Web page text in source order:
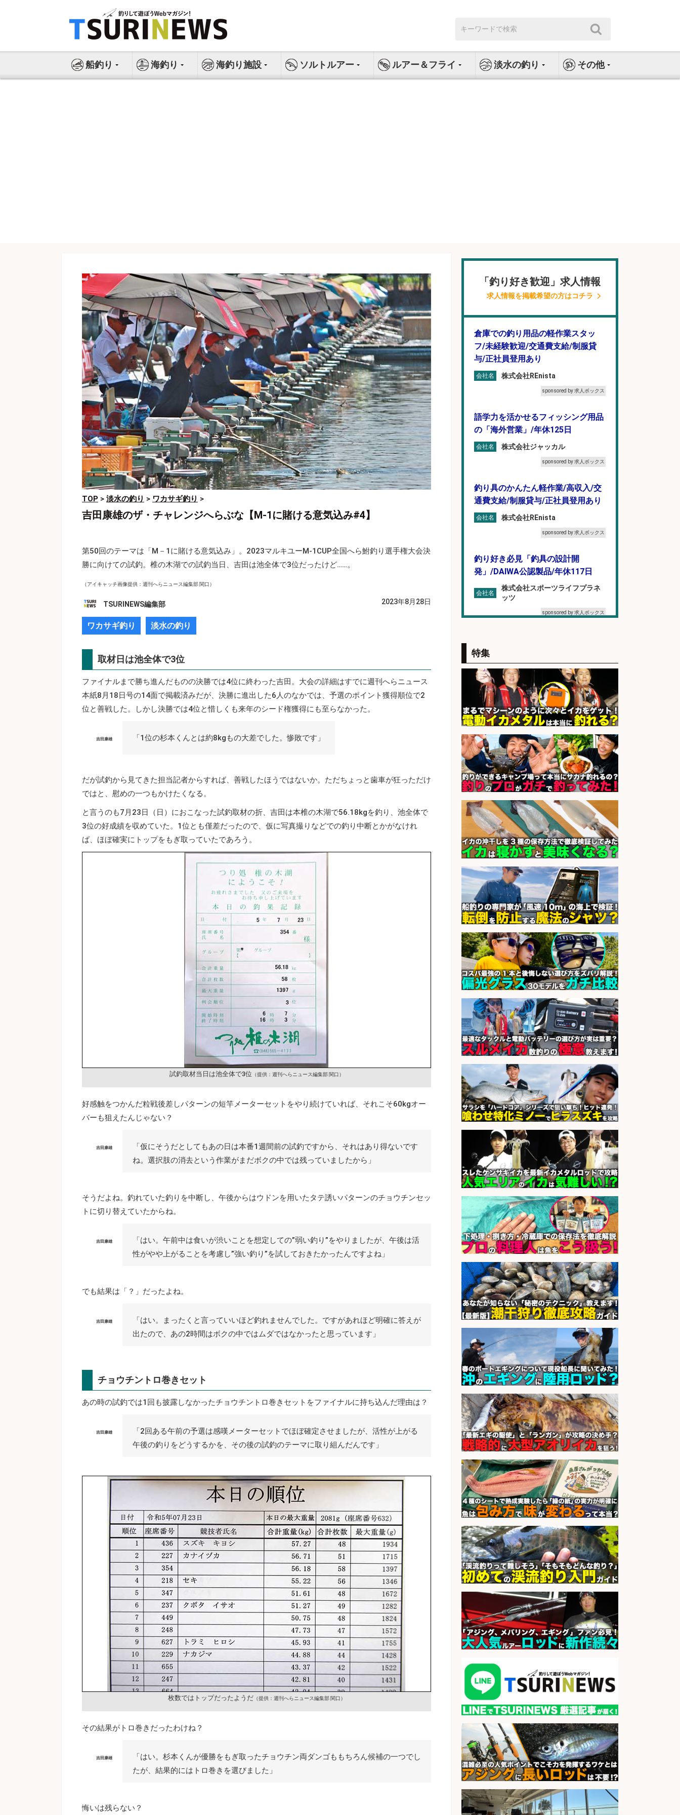
ス
索:
船釣り 海釣り 海釣り施設 ソルトルアー ルアー＆フライ 淡水の釣り その他
TOP > 淡水の釣り > ワカサギ釣り >
吉田康雄のザ・チャレンジへらぶな【M-1に賭ける意気込み#4】
第50回のテーマは「M－1に賭ける意気込み」。2023マルキユーM-1CUP全国へら鮒釣り選手権大会決
勝に向けての試釣。椎の木湖での試釣当日、吉田は池全体で3位だったけど……。
（アイキャッチ画像提供：週刊へらニュース編集部 関口）
TSURINEWS編集部 2023年8月28日
ワカサギ釣り 淡水の釣り
取材日は池全体で3位
ファイナルまで勝ち進んだものの決勝では4位に終わった吉田。大会の詳細はすでに週刊へらニュース
本紙8月18日号の14面で掲載済みだが、決勝に進出した6人のなかでは、予選のポイント獲得順位で2
位と善戦した。しかし決勝では4位と惜しくも来年のシード権獲得にも至らなかった。
吉田康雄 「1位の杉本くんとは約8kgもの大差でした。惨敗です」
だが試釣から見てきた担当記者からすれば、善戦したほうではないか。ただちょっと歯車が狂っただけ
ではと、慰めの一つもかけたくなる。
と言うのも7月23日（日）におこなった試釣取材の折、吉田は本椎の木湖で56.18kgを釣り、池全体で
3位の好成績を収めていた。1位とも僅差だったので、仮に写真撮りなどでの釣り中断とかがなけれ
ば、ほぼ確実にトップをもぎ取っていたであろう。
試釣取材当日は池全体で3位 （提供：週刊へらニュース編集部 関口）
好感触をつかんだ粒戦後差しパターンの短竿メーターセットをやり続けていれば、それこそ60kgオー
バーも狙えたんじゃない？
吉田康雄
「仮にそうだとしてもあの日は本番1週間前の試釣ですから、それはあり得ないです
ね。選択肢の消去という作業がまだボクの中では残っていましたから」
そうだよね。釣れていた釣りを中断し、午後からはウドンを用いたタテ誘いパターンのチョウチンセッ
トに切り替えていたからね。
吉田康雄
「はい。午前中は食いが渋いことを想定しての”弱い釣り”をやりましたが、午後は活
性がやや上がることを考慮し”強い釣り”を試しておきたかったんですよね」
でも結果は「？」だったよね。
吉田康雄
「はい。まったくと言っていいほど釣れませんでした。ですがあれほど明確に答えが
出たので、あの2時間はボクの中ではムダではなかったと思っています」
チョウチントロ巻きセット
あの時の試釣では1回も披露しなかったチョウチントロ巻きセットをファイナルに持ち込んだ理由は？
吉田康雄
「2回ある午前の予選は感嘆メーターセットでほぼ確定させましたが、活性が上がる
午後の釣りをどうするかを、その後の試釣のテーマに取り組んだんです」
枚数ではトップだったようだ（提供：週刊へらニュース編集部 関口）
その結果がトロ巻きだったわけね？
吉田康雄
「はい。杉本くんが優勝をもぎ取ったチョウチン両ダンゴももちろん候補の一つでし
たが、結果的にはトロ巻きを選びました」
悔いは残らない？
「釣り好き歓迎」求人情報
求人情報を掲載希望の方はコチラ
倉庫での釣り用品の軽作業スタッ
フ/未経験歓迎/交通費支給/制服貸
与/正社員登用あり
会社名 株式会社REnista
sponsored by 求人ボックス
語学力を活かせるフィッシング用品
の「海外営業」/年休125日
会社名 株式会社ジャッカル
sponsored by 求人ボックス
釣り具のかんたん軽作業/高収入/交
通費支給/制服貸与/正社員登用あり
会社名 株式会社REnista
sponsored by 求人ボックス
釣り好き必見「釣具の設計開
発」/DAIWA公認製品/年休117日
会社名
株式会社スポーツライフプラネ
ッツ
sponsored by 求人ボックス
通費支給/制服貸与/正社員登用あり
会社名 株式会社REnista
sponsored by 求人ボックス
倉庫での釣り用品の軽作業スタッ
フ/未経験歓迎/交通費支給/制服貸
与/正社員登用あり
会社名 株式会社REnista
sponsored by 求人ボックス
和食, 日本料理・懐石料理/店長・店
長候補/旬と手作りにこだわる!さか
なの価値を上げ、地域を元気に!店長
候補募集
会社名 博多 華吉 博多 華吉
神戸市北区エリア/フォークリフト/
釣り具/配送センター
会社名 株式会社S.vision
sponsored by 求人ボックス
魚の「バイヤー」貴方の目利きでヒ
ットを生む、裁量バイヤー募集
会社名 株式会社コムライン
sponsored by 求人ボックス
釣り好きを活かす「法人営業」/提
案型ルート営業/直行直帰OK
会社名
ッツ
sponsored by 求人ボックス
さらに求人情報を見る
特集